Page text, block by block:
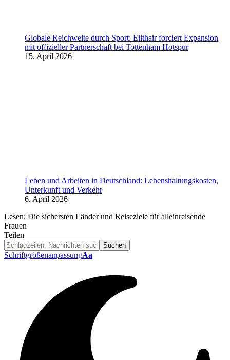
Globale Reichweite durch Sport: Elithair forciert Expansion
mit offizieller Partnerschaft bei Tottenham Hotspur
15. April 2026
Leben und Arbeiten in Deutschland: Lebenshaltungskosten,
Unterkunft und Verkehr
6. April 2026
Lesen: Die sichersten Länder und Reiseziele für alleinreisende
Frauen
Teilen
SchriftgrößenanpassungAa